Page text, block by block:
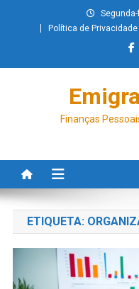
Política de Privacidade
Finanças
ETIQUETA: